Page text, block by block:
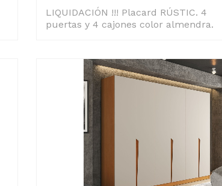
LIQUIDACIÓN !!! Placard RÚSTIC. 4
puertas y 4 cajones color almendra.